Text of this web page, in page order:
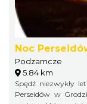
Noc
Podzamcze
5.84 km
Spędź niezwykły
Perseidów w